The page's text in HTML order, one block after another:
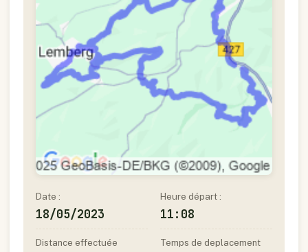
Date :
18/05/2023
Heure départ :
11:08
Distance effectuée Temps de deplacement